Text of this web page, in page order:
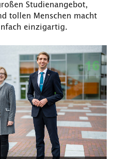
Studienangebot,
tollen Menschen macht
einzigartig.